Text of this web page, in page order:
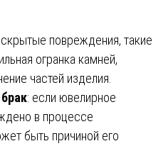
скрытые повреждения, такие
огранка камней,
частей изделия.
: если ювелирное
в процессе
быть причиной его